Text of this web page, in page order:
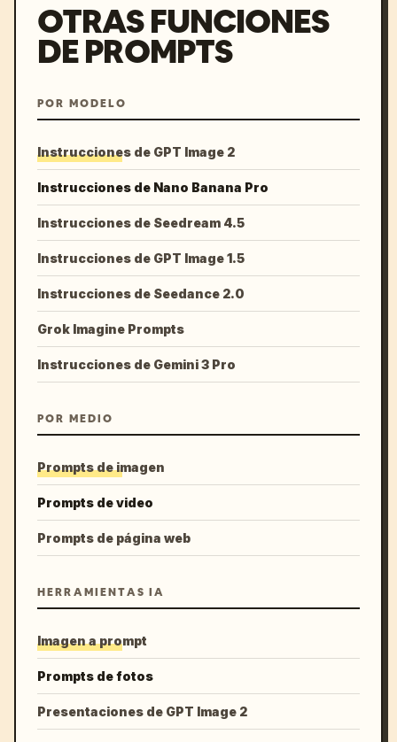
OTRAS FUNCIONES
DE PROMPTS
POR MODELO
Instrucciones de GPT Image 2
Instrucciones de Nano Banana Pro
Instrucciones de Seedream 4.5
Instrucciones de GPT Image 1.5
Instrucciones de Seedance 2.0
Grok Imagine Prompts
Instrucciones de Gemini 3 Pro
POR MEDIO
Prompts de imagen
Prompts de video
Prompts de página web
HERRAMIENTAS IA
Imagen a prompt
Prompts de fotos
Presentaciones de GPT Image 2